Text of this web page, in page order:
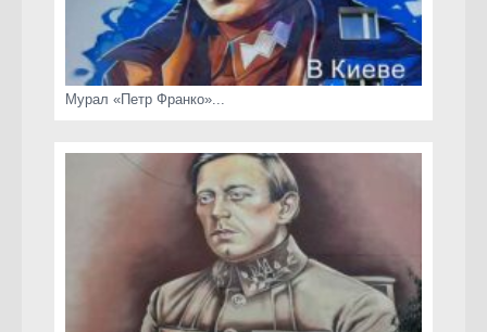
Мурал «Петр Франко»...